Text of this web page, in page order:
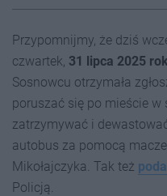
Przypomnijmy, że dziś
czwartek, 31 lipca 2025
Sosnowcu otrzymała
poruszać się po mieście
zatrzymywać i
autobus za pomocą
Mikołajczyka. Tak też
Policją.